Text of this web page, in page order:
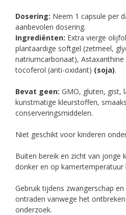
Dosering: Neem 1 capsule per
aanbevolen dosering.
Ingrediënten: Extra vierge
plantaardige softgel (zetmeel,
natriumcarbonaat),
tocoferol (anti-oxidant) (soja).
Bevat geen: GMO, gluten, gist,
kunstmatige kleurstoffen,
conserveringsmiddelen.
Niet geschikt voor kinderen
Buiten bereik en zicht van jonge
donker en op kamertemperatuur
Gebruik tijdens zwangerschap
ontraden vanwege het
onderzoek.